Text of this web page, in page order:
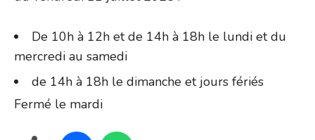
De 10h à 12h et de 14h à 18h le lundi et du
mercredi au samedi
de 14h à 18h le dimanche et jours fériés
Fermé le mardi